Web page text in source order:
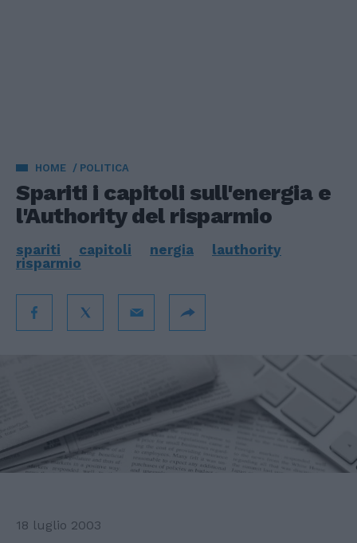
HOME POLITICA
Spariti i capitoli sull'energia e
l'Authority del risparmio
spariti capitoli nergia
lauthority
risparmio
18 luglio 2003